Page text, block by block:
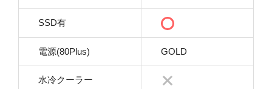
SSD有
電源(80Plus) GOLD
水冷クーラー